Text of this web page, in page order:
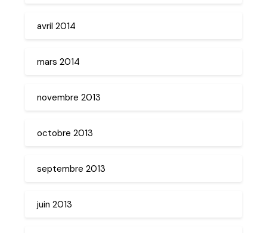
avril 2014
mars 2014
novembre 2013
octobre 2013
septembre 2013
juin 2013